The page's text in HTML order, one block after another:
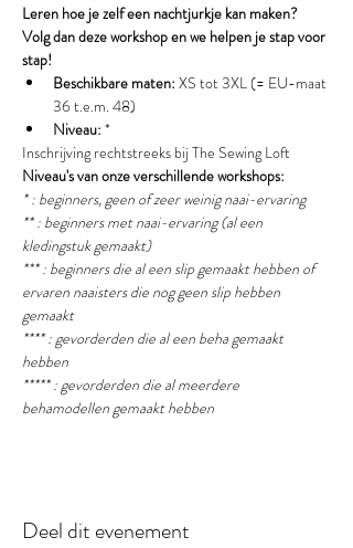
Leren hoe je zelf een nachtjurkje kan maken?
Volg dan deze workshop en we helpen je stap voor
stap!
Beschikbare maten: XS tot 3XL (= EU-maat
36 t.e.m. 48)
Niveau: *
Inschrijving rechtstreeks bij The Sewing Loft
Niveau's van onze verschillende workshops:
* : beginners, geen of zeer weinig naai-ervaring
** : beginners met naai-ervaring (al een
kledingstuk gemaakt)
*** : beginners die al een slip gemaakt hebben of
ervaren naaisters die nog geen slip hebben
gemaakt
**** : gevorderden die al een beha gemaakt
hebben
***** : gevorderden die al meerdere
behamodellen gemaakt hebben
Deel dit evenement